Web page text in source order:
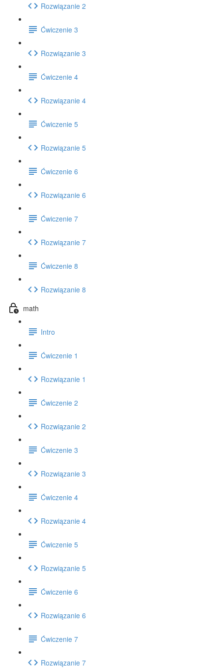
Rozwiązanie 2
Ćwiczenie 3
Rozwiązanie 3
Ćwiczenie 4
Rozwiązanie 4
Ćwiczenie 5
Rozwiązanie 5
Ćwiczenie 6
Rozwiązanie 6
Ćwiczenie 7
Rozwiązanie 7
Ćwiczenie 8
Rozwiązanie 8
math
Intro
Ćwiczenie 1
Rozwiązanie 1
Ćwiczenie 2
Rozwiązanie 2
Ćwiczenie 3
Rozwiązanie 3
Ćwiczenie 4
Rozwiązanie 4
Ćwiczenie 5
Rozwiązanie 5
Ćwiczenie 6
Rozwiązanie 6
Ćwiczenie 7
Rozwiązanie 7